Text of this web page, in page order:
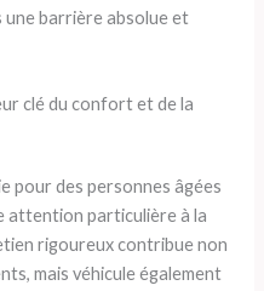
barrière absolue et
clé du confort et de la
pour des personnes âgées
attention particulière à la
rigoureux contribue non
mais véhicule également